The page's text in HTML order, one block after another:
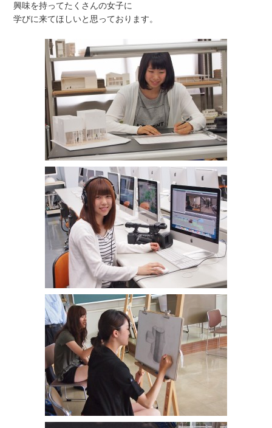
興味を持ってたくさんの女子に
学びに来てほしいと思っております。